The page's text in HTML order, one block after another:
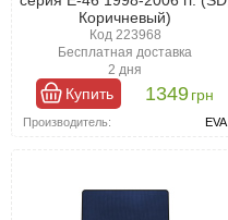
Коричневый)
Код 223968
Бесплатная доставка
2 дня
Купить 1349грн
Производитель: EVA